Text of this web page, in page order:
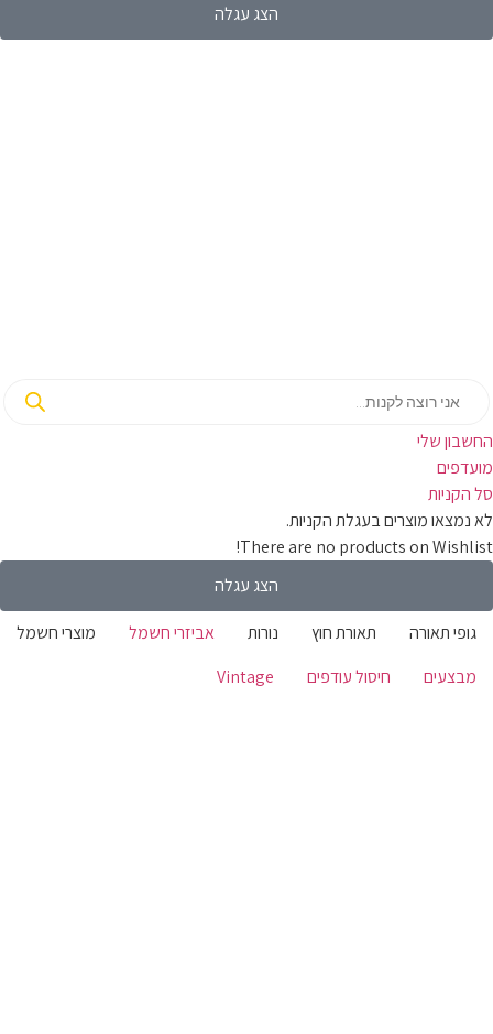
הצג עגלה
שלי‬
מוצרים בעגלת הקניות.
There are no products on
הצג עגלה
תאורה תאורת חוץ נורות אביזרי חשמל
מוצרי חשמל
חיסול עודפים Vintage